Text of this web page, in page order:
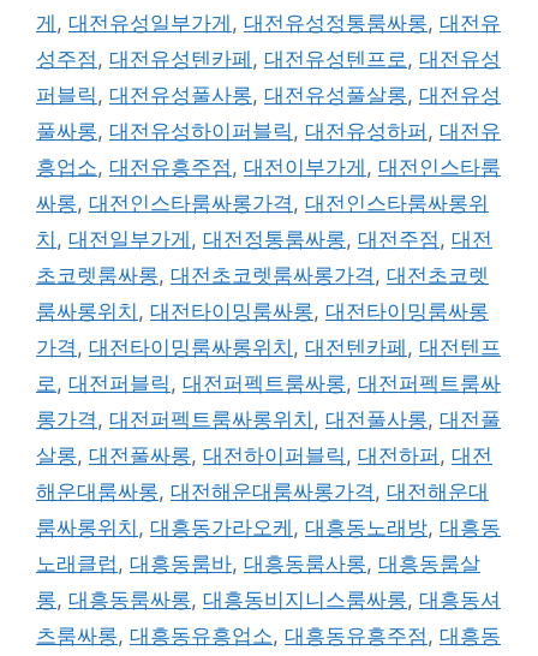
게 , 대전유성일부가게 , 대전유성정통룸싸롱, 대전유
성주점 , 대전유성텐카페 , 대전유성텐프로 , 대전유성
퍼블릭 , 대전유성풀사롱, 대전유성풀살롱, 대전유성
풀싸롱, 대전유성하이퍼블릭 , 대전유성하퍼 , 대전유
흥업소, 대전유흥주점 , 대전이부가게 , 대전인스타룸
싸롱, 대전인스타룸싸롱가격 , 대전인스타룸싸롱위
치 , 대전일부가게 , 대전정통룸싸롱, 대전주점 , 대전
초코렛룸싸롱, 대전초코렛룸싸롱가격 , 대전초코렛
룸싸롱위치 , 대전타이밍룸싸롱, 대전타이밍룸싸롱
가격 , 대전타이밍룸싸롱위치 , 대전텐카페 , 대전텐프
로 , 대전퍼블릭 , 대전퍼펙트룸싸롱, 대전퍼펙트룸싸
롱가격 , 대전퍼펙트룸싸롱위치 , 대전풀사롱, 대전풀
살롱, 대전풀싸롱, 대전하이퍼블릭 , 대전하퍼 , 대전
해운대룸싸롱, 대전해운대룸싸롱가격 , 대전해운대
룸싸롱위치 , 대흥동가라오케 , 대흥동노래방, 대흥동
노래클럽 , 대흥동룸바, 대흥동룸사롱, 대흥동룸살
롱, 대흥동룸싸롱, 대흥동비지니스룸싸롱, 대흥동셔
츠룸싸롱, 대흥동유흥업소, 대흥동유흥주점 , 대흥동